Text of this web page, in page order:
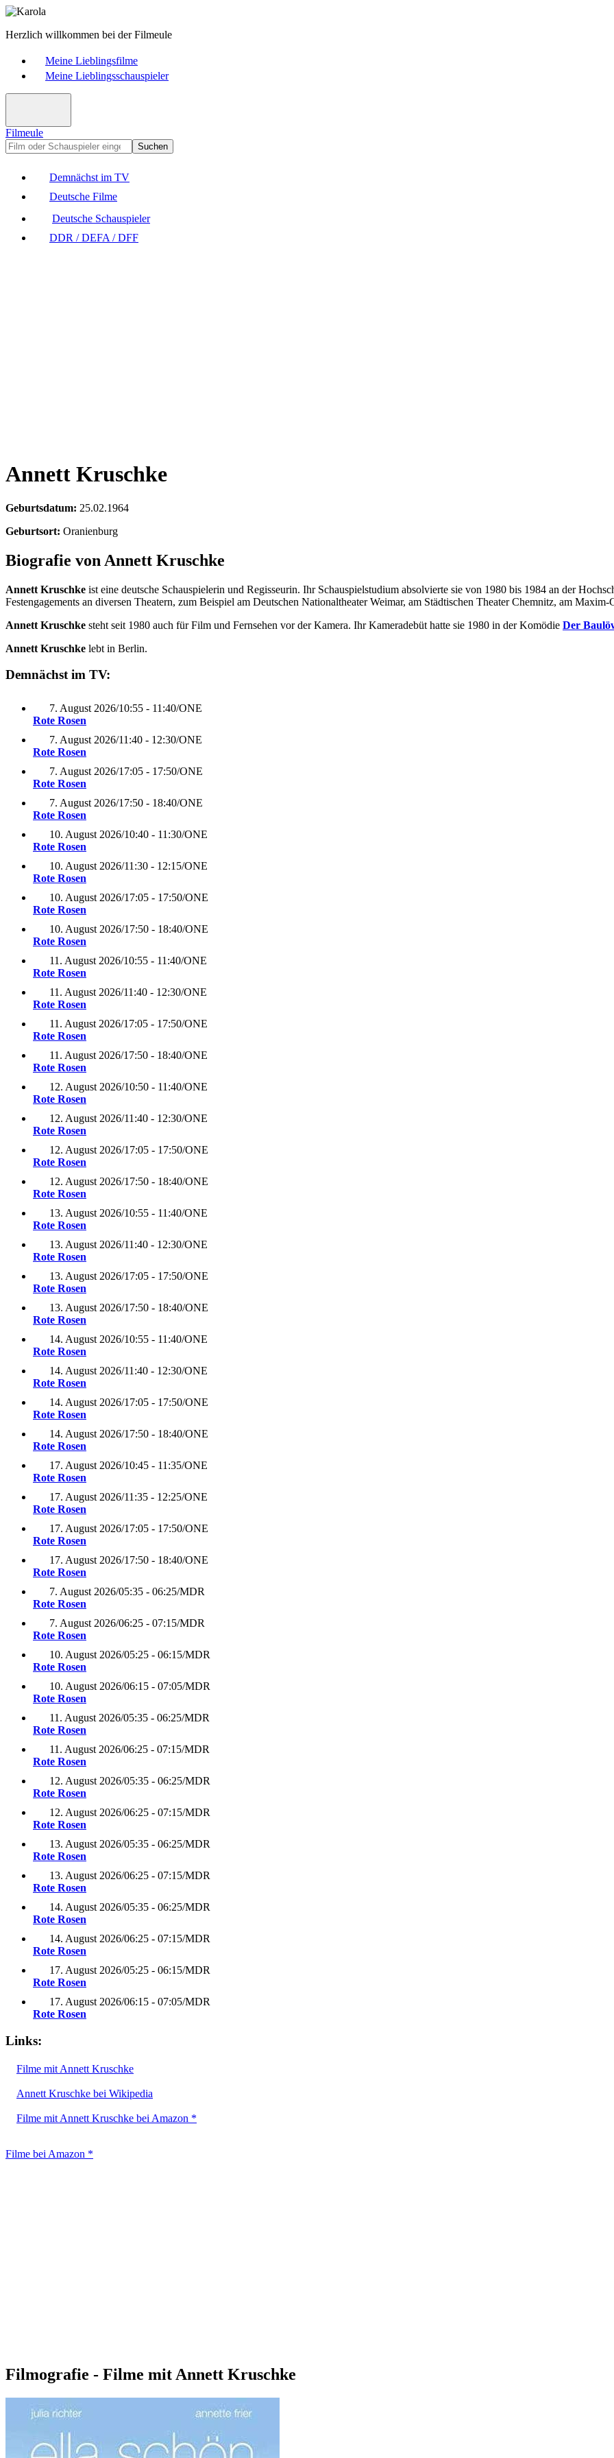
Herzlich willkommen bei der Filmeule
Meine Lieblingsfilme
Meine Lieblingsschauspieler
Filmeule
Suchen
Demnächst im TV
Deutsche Filme
Deutsche Schauspieler
DDR / DEFA / DFF
Annett Kruschke
Geburtsdatum: 25.02.1964
Geburtsort: Oranienburg
Biografie von Annett Kruschke
Annett Kruschke ist eine deutsche Schauspielerin und Regisseurin. Ihr Schauspielstudium absolvierte sie von 1980 bis 1984 an der
Festengagements an diversen Theatern, zum Beispiel am Deutschen Nationaltheater Weimar, am Städtischen Theater Chemnitz, am
Annett Kruschke steht seit 1980 auch für Film und Fernsehen vor der Kamera. Ihr Kameradebüt hatte sie 1980 in der Komödie Der
Annett Kruschke lebt in Berlin.
Demnächst im TV:
7. August 2026/10:55 - 11:40/ONE
Rote Rosen
7. August 2026/11:40 - 12:30/ONE
Rote Rosen
7. August 2026/17:05 - 17:50/ONE
Rote Rosen
7. August 2026/17:50 - 18:40/ONE
Rote Rosen
10. August 2026/10:40 - 11:30/ONE
Rote Rosen
10. August 2026/11:30 - 12:15/ONE
Rote Rosen
10. August 2026/17:05 - 17:50/ONE
Rote Rosen
10. August 2026/17:50 - 18:40/ONE
Rote Rosen
11. August 2026/10:55 - 11:40/ONE
Rote Rosen
11. August 2026/11:40 - 12:30/ONE
Rote Rosen
11. August 2026/17:05 - 17:50/ONE
Rote Rosen
11. August 2026/17:50 - 18:40/ONE
Rote Rosen
12. August 2026/10:50 - 11:40/ONE
Rote Rosen
12. August 2026/11:40 - 12:30/ONE
Rote Rosen
12. August 2026/17:05 - 17:50/ONE
Rote Rosen
12. August 2026/17:50 - 18:40/ONE
Rote Rosen
13. August 2026/10:55 - 11:40/ONE
Rote Rosen
13. August 2026/11:40 - 12:30/ONE
Rote Rosen
13. August 2026/17:05 - 17:50/ONE
Rote Rosen
13. August 2026/17:50 - 18:40/ONE
Rote Rosen
14. August 2026/10:55 - 11:40/ONE
Rote Rosen
14. August 2026/11:40 - 12:30/ONE
Rote Rosen
14. August 2026/17:05 - 17:50/ONE
Rote Rosen
14. August 2026/17:50 - 18:40/ONE
Rote Rosen
17. August 2026/10:45 - 11:35/ONE
Rote Rosen
17. August 2026/11:35 - 12:25/ONE
Rote Rosen
17. August 2026/17:05 - 17:50/ONE
Rote Rosen
17. August 2026/17:50 - 18:40/ONE
Rote Rosen
7. August 2026/05:35 - 06:25/MDR
Rote Rosen
7. August 2026/06:25 - 07:15/MDR
Rote Rosen
10. August 2026/05:25 - 06:15/MDR
Rote Rosen
10. August 2026/06:15 - 07:05/MDR
Rote Rosen
11. August 2026/05:35 - 06:25/MDR
Rote Rosen
11. August 2026/06:25 - 07:15/MDR
Rote Rosen
12. August 2026/05:35 - 06:25/MDR
Rote Rosen
12. August 2026/06:25 - 07:15/MDR
Rote Rosen
13. August 2026/05:35 - 06:25/MDR
Rote Rosen
13. August 2026/06:25 - 07:15/MDR
Rote Rosen
14. August 2026/05:35 - 06:25/MDR
Rote Rosen
14. August 2026/06:25 - 07:15/MDR
Rote Rosen
17. August 2026/05:25 - 06:15/MDR
Rote Rosen
17. August 2026/06:15 - 07:05/MDR
Rote Rosen
Links:
Filme mit Annett Kruschke
Annett Kruschke bei Wikipedia
Filme mit Annett Kruschke bei Amazon *
Filme bei Amazon *
Filmografie - Filme mit Annett Kruschke